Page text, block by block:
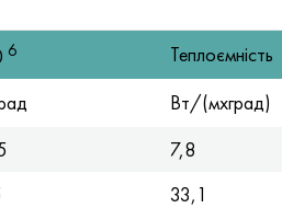
6 Теплоємність
Вт/(мхград)
7,8
33,1